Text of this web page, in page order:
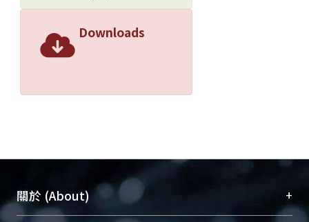
Downloads
關於 (About) +